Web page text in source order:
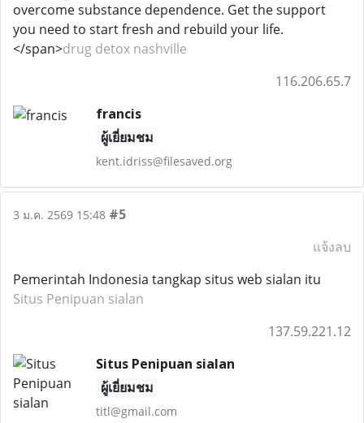
overcome substance dependence. Get the support
you need to start fresh and rebuild your life.
</span>drug detox nashville
116.206.65.7
francis
ผู้เยี่ยมชม
kent.idriss@filesaved.org
3 ม.ค. 2569 15:48 #5
แจ้งลบ
Pemerintah Indonesia tangkap situs web sialan itu
Situs Penipuan sialan
137.59.221.12
Situs Penipuan sialan
ผู้เยี่ยมชม
titl@gmail.com